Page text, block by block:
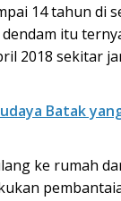
14 tahun di
itu
2018 sekitar
Batak
ke rumah